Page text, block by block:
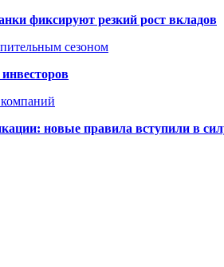
фиксируют резкий рост вкладов
сезоном
новые правила вступили в